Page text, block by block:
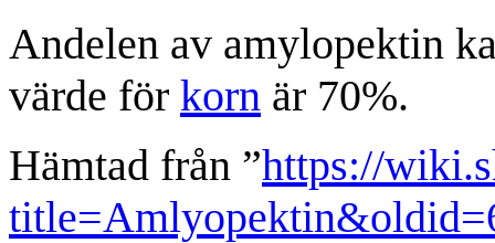
Andelen av amylopektin
värde för korn är 70%.
Hämtad från ”https://